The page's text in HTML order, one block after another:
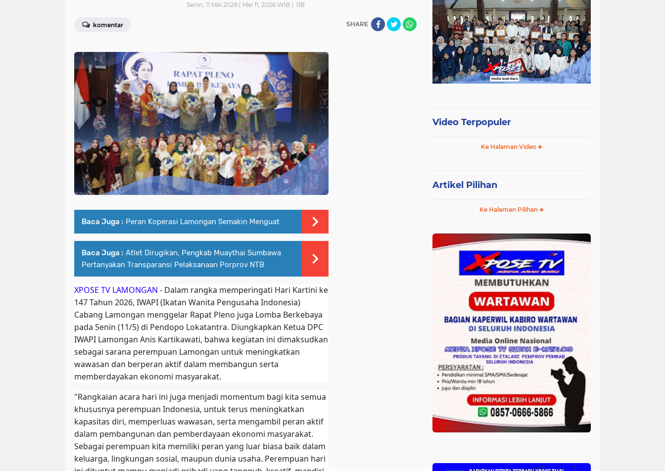
Senin, 11 Mei 2026 | Mei 11, 2026 WIB | 0B
komentar SHARE
Baca Juga : Peran Koperasi Lamongan Semakin Menguat
Baca Juga : Atlet Dirugikan, Pengkab Muaythai Sumbawa
Pertanyakan Transparansi Pelaksanaan Porprov NTB
XPOSE TV LAMONGAN - Dalam rangka memperingati Hari Kartini ke
147 Tahun 2026, IWAPI (Ikatan Wanita Pengusaha Indonesia)
Cabang Lamongan menggelar Rapat Pleno juga Lomba Berkebaya
pada Senin (11/5) di Pendopo Lokatantra. Diungkapkan Ketua DPC
IWAPI Lamongan Anis Kartikawati, bahwa kegiatan ini dimaksudkan
sebagai sarana perempuan Lamongan untuk meningkatkan
wawasan dan berperan aktif dalam membangun serta
memberdayakan ekonomi masyarakat.
"Rangkaian acara hari ini juga menjadi momentum bagi kita semua
khususnya perempuan Indonesia, untuk terus meningkatkan
kapasitas diri, memperluas wawasan, serta mengambil peran aktif
dalam pembangunan dan pemberdayaan ekonomi masyarakat.
Sebagai perempuan kita memiliki peran yang luar biasa baik dalam
keluarga, lingkungan sosial, maupun dunia usaha. Perempuan hari
Video Terpopuler
Ke Halaman Video
Artikel Pilihan
Ke Halaman Pilihan